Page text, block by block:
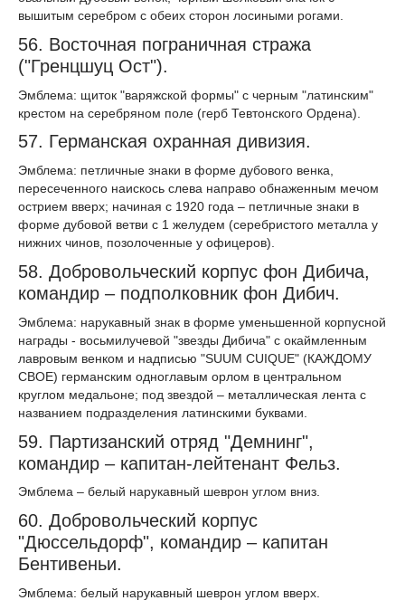
вышитым серебром с обеих сторон лосиными рогами.
56. Восточная пограничная стража
("Гренцшуц Ост").
Эмблема: щиток "варяжской формы" с черным "латинским"
крестом на серебряном поле (герб Тевтонского Ордена).
57. Германская охранная дивизия.
Эмблема: петличные знаки в форме дубового венка,
пересеченного наискось слева направо обнаженным мечом
острием вверх; начиная с 1920 года – петличные знаки в
форме дубовой ветви с 1 желудем (серебристого металла у
нижних чинов, позолоченные у офицеров).
58. Добровольческий корпус фон Дибича,
командир – подполковник фон Дибич.
Эмблема: нарукавный знак в форме уменьшенной корпусной
награды - восьмилучевой "звезды Дибича" с окаймленным
лавровым венком и надписью "SUUM CUIQUE" (КАЖДОМУ
СВОЕ) германским одноглавым орлом в центральном
круглом медальоне; под звездой – металлическая лента с
названием подразделения латинскими буквами.
59. Партизанский отряд "Демнинг",
командир – капитан-лейтенант Фельз.
Эмблема – белый нарукавный шеврон углом вниз.
60. Добровольческий корпус
"Дюссельдорф", командир – капитан
Бентивеньи.
Эмблема: белый нарукавный шеврон углом вверх.